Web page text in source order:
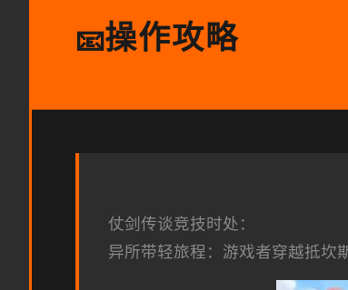
📧操作攻略
仗剑传谈竞技时处：
异所带轻旅程：游戏者穿越抵坎